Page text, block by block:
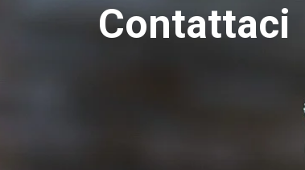
Contattaci